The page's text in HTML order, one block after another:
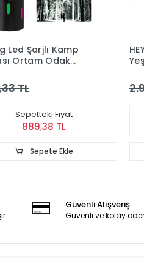
Led Şarjlı Kamp
Ortam Odak
TL
Sepetteki Fiyat
889,38 TL
Sepete Ekle
Güvenli Alışveriş
Güvenli ve kolay